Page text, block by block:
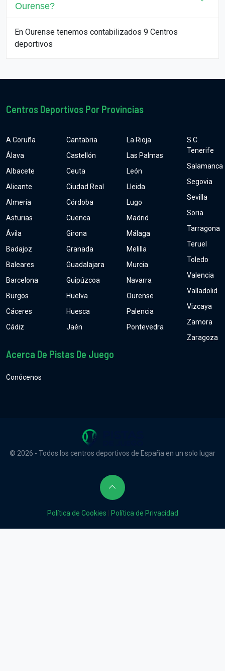
Ourense?
En Ourense tenemos contabilizados 9 Centros
deportivos
Centros Deportivos Por Provincias
A Coruña
Álava
Albacete
Alicante
Almería
Asturias
Ávila
Badajoz
Baleares
Barcelona
Burgos
Cáceres
Cádiz
Cantabria
Castellón
Ceuta
Ciudad Real
Córdoba
Cuenca
Girona
Granada
Guadalajara
Guipúzcoa
Huelva
Huesca
Jaén
La Rioja
Las Palmas
León
Lleida
Lugo
Madrid
Málaga
Melilla
Murcia
Navarra
Ourense
Palencia
Pontevedra
S.C.
Tenerife
Salamanca
Segovia
Sevilla
Soria
Tarragona
Teruel
Toledo
Valencia
Valladolid
Vizcaya
Zamora
Zaragoza
Acerca De Pistas De Juego
Conócenos
© 2026 - Todos los centros deportivos de España en un solo lugar
Política de Cookies Política de Privacidad